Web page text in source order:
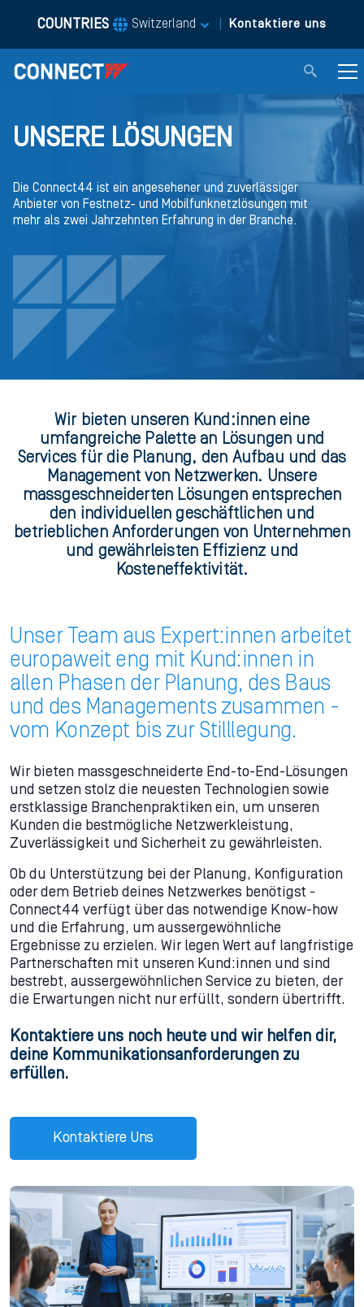
COUNTRIES Switzerland Kontaktiere uns
UNSERE LÖSUNGEN
Die Connect44 ist ein angesehener und zuverlässiger
Anbieter von Festnetz- und Mobilfunknetzlösungen mit
mehr als zwei Jahrzehnten Erfahrung in der Branche.
Wir bieten unseren Kund:innen eine
umfangreiche Palette an Lösungen und
Services für die Planung, den Aufbau und das
Management von Netzwerken. Unsere
massgeschneiderten Lösungen entsprechen
den individuellen geschäftlichen und
betrieblichen Anforderungen von Unternehmen
und gewährleisten Effizienz und
Kosteneffektivität.
Unser Team aus Expert:innen arbeitet
europaweit eng mit Kund:innen in
allen Phasen der Planung, des Baus
und des Managements zusammen -
vom Konzept bis zur Stilllegung.
Wir bieten massgeschneiderte End-to-End-Lösungen
und setzen stolz die neuesten Technologien sowie
erstklassige Branchenpraktiken ein, um unseren
Kunden die bestmögliche Netzwerkleistung,
Zuverlässigkeit und Sicherheit zu gewährleisten.
Ob du Unterstützung bei der Planung, Konfiguration
oder dem Betrieb deines Netzwerkes benötigst -
Connect44 verfügt über das notwendige Know-how
und die Erfahrung, um aussergewöhnliche
Ergebnisse zu erzielen. Wir legen Wert auf langfristige
Partnerschaften mit unseren Kund:innen und sind
bestrebt, aussergewöhnlichen Service zu bieten, der
die Erwartungen nicht nur erfüllt, sondern übertrifft.
Kontaktiere uns noch heute und wir helfen dir,
deine Kommunikationsanforderungen zu
erfüllen.
Kontaktiere Uns